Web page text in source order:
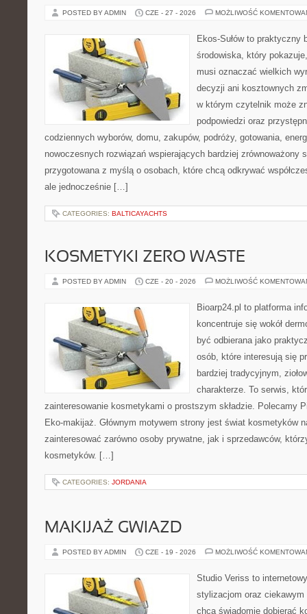
POSTED BY ADMIN CZE - 27 - 2026 MOŻLIWOŚĆ
Ekos-Sułów to praktyczny
środowiska, który
musi oznaczać wielkich
decyzji ani kosztownych
w którym czytelnik może
podpowiedzi oraz
codziennych wyborów, domu, zakupów, podróży, gotowania,
nowoczesnych rozwiązań wspierających bardziej zrównoważony
przygotowana z myślą o osobach, które chcą odkrywać
ale jednocześnie […]
CATEGORIES: BALTICAYACHTS
KOSMETYKI ZERO WASTE
POSTED BY ADMIN CZE - 20 - 2026 MOŻLIWOŚĆ
Bioarp24.pl to platforma
koncentruje się wokół
być odbierana jako
osób, które interesują się
bardziej tradycyjnym,
charakterze. To serwis,
zainteresowanie kosmetykami o prostszym składzie. Polecamy
Eko-makijaż. Głównym motywem strony jest świat kosmetyków
zainteresować zarówno osoby prywatne, jak i sprzedawców,
kosmetyków. […]
CATEGORIES: JORDANIA
MAKIJAŻ GWIAZD
POSTED BY ADMIN CZE - 19 - 2026 MOŻLIWOŚĆ
Studio Veriss to
stylizacjom oraz ciekawym
chcą świadomie dobierać